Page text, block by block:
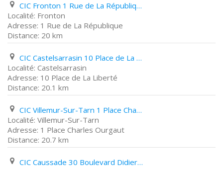
CIC Fronton 1 Rue de La République
Fronton
1 Rue de La République
20 km
CIC Castelsarrasin 10 Place de La Liberté
Castelsarrasin
10 Place de La Liberté
20.1 km
CIC Villemur-Sur-Tarn 1 Place Charles Ourgaut
Villemur-Sur-Tarn
1 Place Charles Ourgaut
20.7 km
CIC Caussade 30 Boulevard Didier Rey